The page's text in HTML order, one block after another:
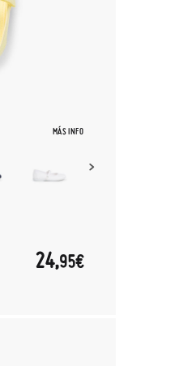
MÁS INFO
24,95€